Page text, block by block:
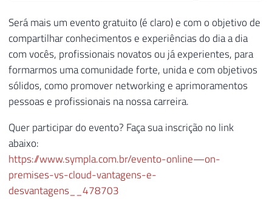
Será mais um evento gratuito (é claro) e com o objetivo de
compartilhar conhecimentos e experiências do dia a dia
com vocês, profissionais novatos ou já experientes, para
formarmos uma comunidade forte, unida e com objetivos
sólidos, como promover networking e aprimoramentos
pessoas e profissionais na nossa carreira.
Quer participar do evento? Faça sua inscrição no link
abaixo:
https://www.sympla.com.br/evento-online—on-
premises-vs-cloud-vantagens-e-
desvantagens__478703